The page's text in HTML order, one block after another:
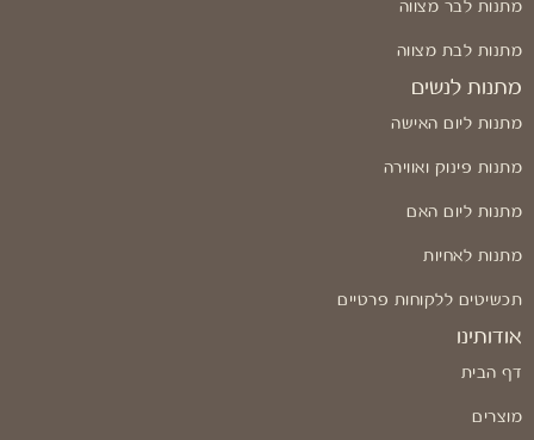
מתנות לבר מצווה
מתנות לבת מצווה
מתנות לנשים
מתנות ליום האישה
מתנות פינוק ואווירה
מתנות ליום האם
מתנות לאחיות
תכשיטים ללקוחות פרטיים
אודותינו
דף הבית
מוצרים